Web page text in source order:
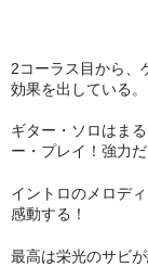
2コーラス目から、
効果を出している。
ギター・ソロはま
ー・プレイ！強力だ
イントロのメロデ
感動する！
最高は栄光のサビ